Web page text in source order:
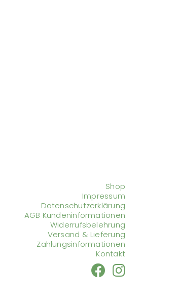
Shop
Impressum
Datenschutzerklärung
AGB Kundeninformationen
Widerrufsbelehrung
Versand & Lieferung
Zahlungsinformationen
Kontakt